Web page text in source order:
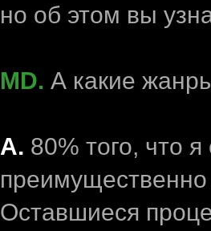
но об этом вы
MD. А какие
А. 80% того, что
Оставшиеся